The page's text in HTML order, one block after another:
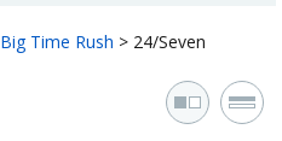
Big Time Rush > 24/Seven